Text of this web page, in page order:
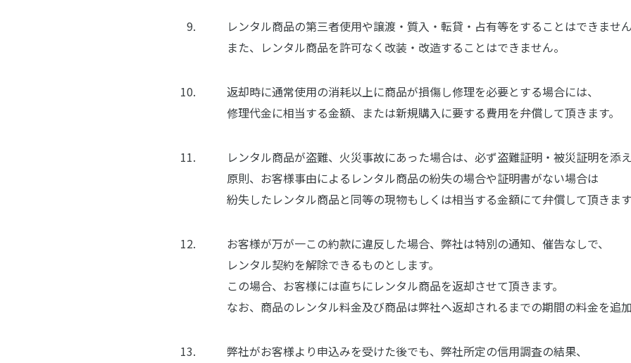
レンタル商品の第三者使用や譲渡・質入・転貸・占有等をすることはできません
また、レンタル商品を許可なく改装・改造することはできません。
返却時に通常使用の消耗以上に商品が損傷し修理を必要とする場合には、
修理代金に相当する金額、または新規購入に要する費用を弁償して頂きます。
レンタル商品が盗難、火災事故にあった場合は、必ず盗難証明・被災証明を添
原則、お客様事由によるレンタル商品の紛失の場合や証明書がない場合は
紛失したレンタル商品と同等の現物もしくは相当する金額にて弁償して頂きます
お客様が万が一この約款に違反した場合、弊社は特別の通知、催告なしで、
レンタル契約を解除できるものとします。
この場合、お客様には直ちにレンタル商品を返却させて頂きます。
なお、商品のレンタル料金及び商品は弊社へ返却されるまでの期間の料金を追加
弊社がお客様より申込みを受けた後でも、弊社所定の信用調査の結果、